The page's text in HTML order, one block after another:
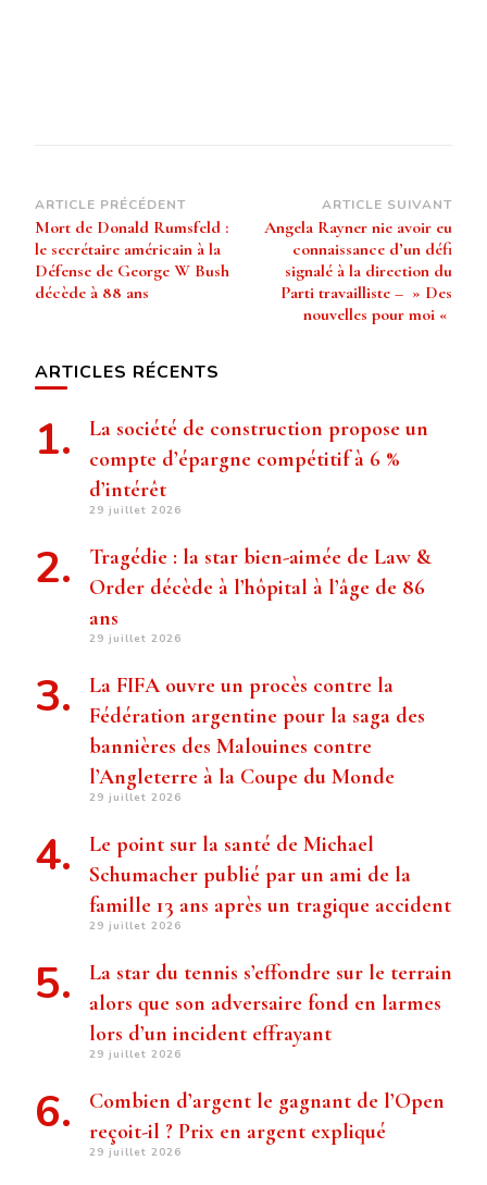
Navigation
d’article
ARTICLE PRÉCÉDENT
Mort de Donald Rumsfeld :
le secrétaire américain à la
Défense de George W Bush
décède à 88 ans
ARTICLE SUIVANT
Angela Rayner nie avoir eu
connaissance d’un défi
signalé à la direction du
Parti travailliste – » Des
nouvelles pour moi «
ARTICLES RÉCENTS
La société de construction propose un
compte d’épargne compétitif à 6 %
d’intérêt
29 juillet 2026
Tragédie : la star bien-aimée de Law &
Order décède à l’hôpital à l’âge de 86
ans
29 juillet 2026
La FIFA ouvre un procès contre la
Fédération argentine pour la saga des
bannières des Malouines contre
l’Angleterre à la Coupe du Monde
29 juillet 2026
Le point sur la santé de Michael
Schumacher publié par un ami de la
famille 13 ans après un tragique accident
29 juillet 2026
La star du tennis s’effondre sur le terrain
alors que son adversaire fond en larmes
lors d’un incident effrayant
29 juillet 2026
Combien d’argent le gagnant de l’Open
reçoit-il ? Prix ​​en argent expliqué
29 juillet 2026